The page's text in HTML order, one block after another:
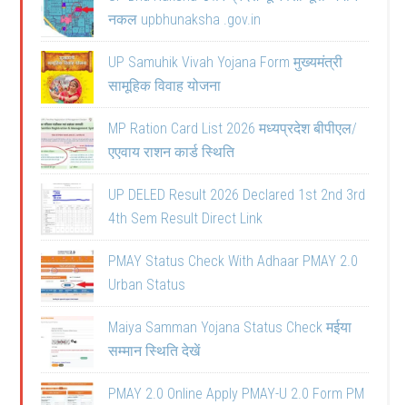
नकल upbhunaksha .gov.in
UP Samuhik Vivah Yojana Form मुख्यमंत्री
सामूहिक विवाह योजना
MP Ration Card List 2026 मध्यप्रदेश बीपीएल/
एएवाय राशन कार्ड स्थिति
UP DELED Result 2026 Declared 1st 2nd 3rd
4th Sem Result Direct Link
PMAY Status Check With Adhaar PMAY 2.0
Urban Status
Maiya Samman Yojana Status Check मईया
सम्मान स्थिति देखें
PMAY 2.0 Online Apply PMAY-U 2.0 Form PM